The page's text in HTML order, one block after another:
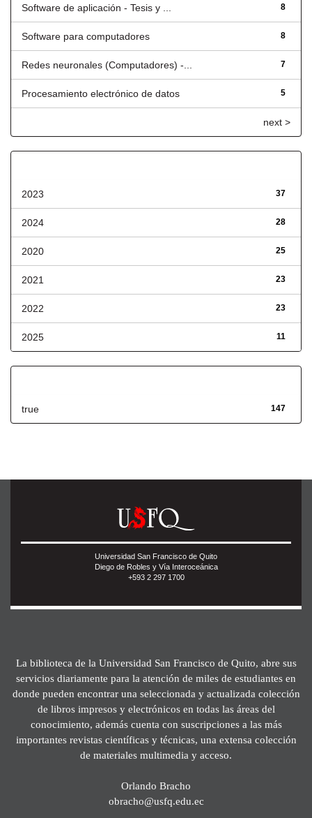
8
Software de aplicación - Tesis y ...
8
Software para computadores
7
Redes neuronales (Computadores) -...
5
Procesamiento electrónico de datos
next >
37
2023
28
2024
25
2020
23
2021
23
2022
11
2025
147
true
Universidad San Francisco de Quito
Diego de Robles y Vía Interoceánica
+593 2 297 1700
La biblioteca de la Universidad San Francisco de Quito, abre sus
servicios diariamente para la atención de miles de estudiantes en
donde pueden encontrar una seleccionada y actualizada colección
de libros impresos y electrónicos en todas las áreas del
conocimiento, además cuenta con suscripciones a las más
importantes revistas científicas y técnicas, una extensa colección
de materiales multimedia y acceso.
Orlando Bracho
obracho@usfq.edu.ec